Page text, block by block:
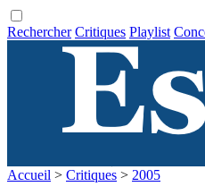
Rechercher Critiques Playlist
Accueil > Critiques > 2005